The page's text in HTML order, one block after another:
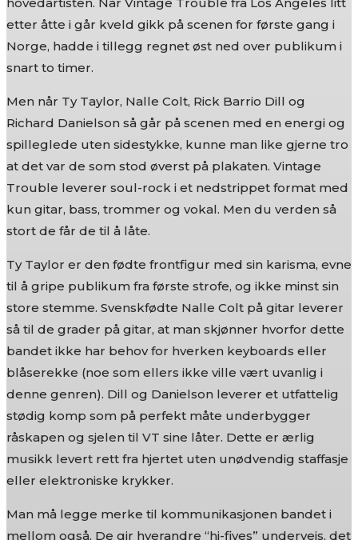
etter åtte i går kveld gikk på scenen for første gang i
Norge, hadde i tillegg regnet øst ned over publikum i
snart to timer.
Men når Ty Taylor, Nalle Colt, Rick Barrio Dill og
Richard Danielson så går på scenen med en energi og
spilleglede uten sidestykke, kunne man like gjerne tro
at det var de som stod øverst på plakaten. Vintage
Trouble leverer soul-rock i et nedstrippet format med
kun gitar, bass, trommer og vokal. Men du verden så
stort de får de til å låte.
Ty Taylor er den fødte frontfigur med sin karisma, evne
til å gripe publikum fra første strofe, og ikke minst sin
store stemme. Svenskfødte Nalle Colt på gitar leverer
så til de grader på gitar, at man skjønner hvorfor dette
bandet ikke har behov for hverken keyboards eller
blåserekke (noe som ellers ikke ville vært uvanlig i
denne genren). Dill og Danielson leverer et utfattelig
stødig komp som på perfekt måte underbygger
råskapen og sjelen til VT sine låter. Dette er ærlig
musikk levert rett fra hjertet uten unødvendig staffasje
eller elektroniske krykker.
Man må legge merke til kommunikasjonen bandet i
mellom også. De gir hverandre “hi-fives” underveis, det